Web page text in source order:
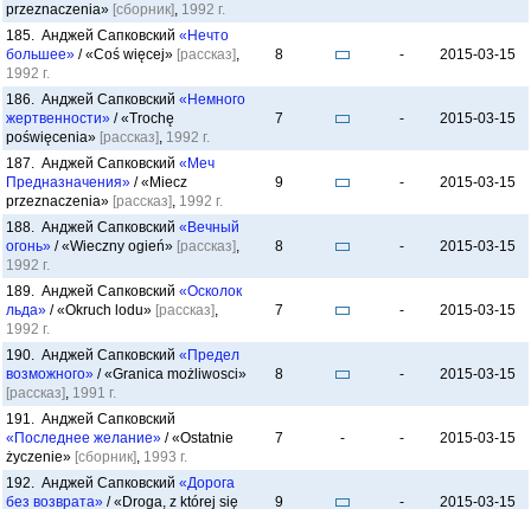
przeznaczenia» [сборник], 1992 г.
185. Анджей Сапковский «Нечто
большее» / «Coś więcej» [рассказ],
1992 г.
8 - 2015-03-15
186. Анджей Сапковский «Немного
жертвенности» / «Trochę
poświęcenia» [рассказ], 1992 г.
7 - 2015-03-15
187. Анджей Сапковский «Меч
Предназначения» / «Miecz
przeznaczenia» [рассказ], 1992 г.
9 - 2015-03-15
188. Анджей Сапковский «Вечный
огонь» / «Wieczny ogień» [рассказ],
1992 г.
8 - 2015-03-15
189. Анджей Сапковский «Осколок
льда» / «Okruch lodu» [рассказ],
1992 г.
7 - 2015-03-15
190. Анджей Сапковский «Предел
возможного» / «Granica możliwosci»
[рассказ], 1991 г.
8 - 2015-03-15
191. Анджей Сапковский
«Последнее желание» / «Ostatnie
życzenie» [сборник], 1993 г.
7 - - 2015-03-15
192. Анджей Сапковский «Дорога
без возврата» / «Droga, z której się 9 - 2015-03-15